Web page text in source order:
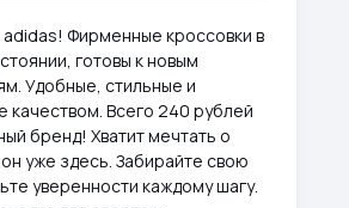
Фирменные кроссовки в
готовы к новым
Удобные, стильные и
качеством. Всего 240 рублей
бренд! Хватит мечтать о
уже здесь. Забирайте свою
уверенности каждому шагу.